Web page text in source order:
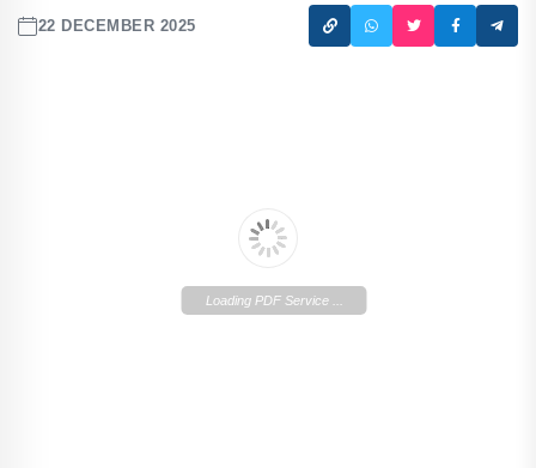
22 DECEMBER 2025
Loading PDF Service ...